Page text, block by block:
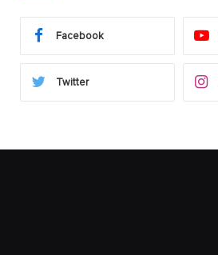
Facebook
Twitter